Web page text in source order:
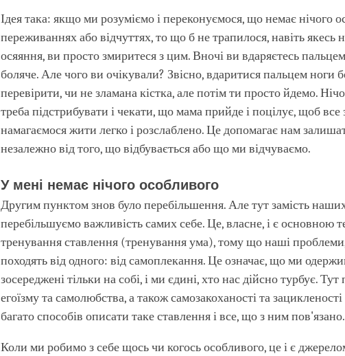
Ідея така: якщо ми розуміємо і переконуємося, що немає нічого
переживаннях або відчуттях, то що б не трапилося, навіть якесь
осяяння, ви просто змиритеся з цим. Вночі ви вдаряєтесь пальцем
боляче. Але чого ви очікували? Звісно, вдаритися пальцем
перевірити, чи не зламана кістка, але потім ти просто йдемо.
треба підстрибувати і чекати, що мама прийде і поцілує, щоб
намагаємося жити легко і розслаблено. Це допомагає нам
незалежно від того, що відбувається або що ми відчуваємо.
У мені немає нічого особливого
Другим пунктом знов було перебільшення. Але тут замість
перебільшуємо важливість самих себе. Це, власне, і є основною
тренування ставлення (тренування ума), тому що наші
походять від одного: від самоплекання. Це означає, що ми
зосереджені тільки на собі, і ми єдині, хто нас дійсно турбує.
егоїзму та самолюбства, а також самозакоханості та зацикленості
багато способів описати таке ставлення і все, що з ним пов'язано.
Коли ми робимо з себе щось чи когось особливого, це і є